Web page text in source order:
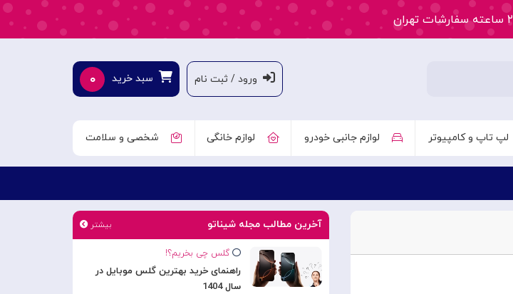
ورود / ثبت نام سبد خرید ۰
لپ تاپ و کامپیوتر لوازم جانبی خودرو لوازم خانگی شخصی و سلامت
آخرین مطالب مجله شیناتو بیشتر
گلس چی بخریم؟!
راهنمای خرید بهترین گلس موبایل در
سال 1404